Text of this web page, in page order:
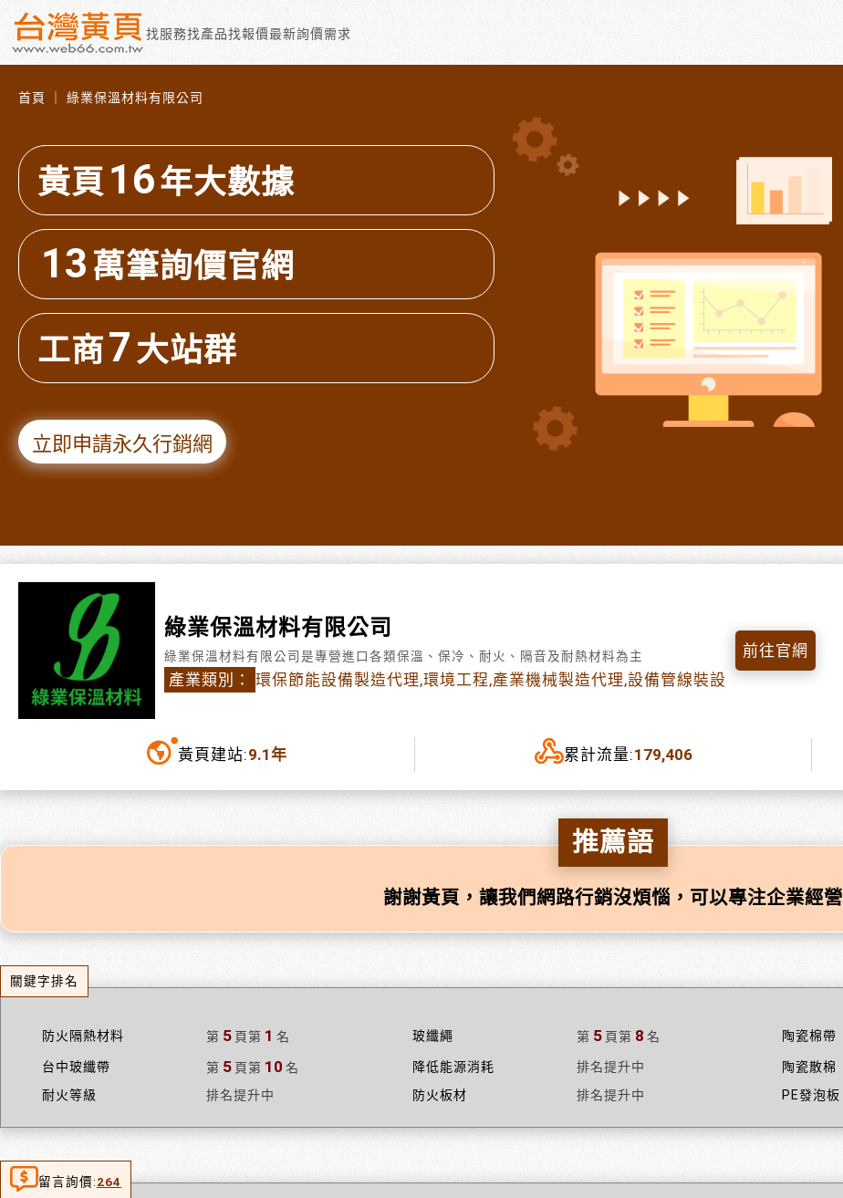
找服務找產品找報價最新詢價需求
首頁 ｜ 綠業保溫材料有限公司
黃頁 16年大數據
13 萬筆詢價官網
工商7大站群
立即申請永久行銷網
綠業保溫材料有限公司
綠業保溫材料有限公司是專營進口各類保溫、保冷、耐火、隔音及耐熱材料為主
產業類別： 環保節能設備製造代理,環境工程,產業機械製造代理,設備管線裝設
前往官網
黃頁建站:9.1年 累計流量:179,406
推薦語
謝謝黃頁，讓我們網路行銷沒煩惱，可以專注企業經營
關鍵字排名
防火隔熱材料 第 5 頁第 1 名 玻纖繩 第 5 頁第 8 名 陶瓷棉帶
台中玻纖帶 第 5 頁第 10 名 降低能源消耗 排名提升中 陶瓷散棉
耐火等級
排名提升中 防火板材 排名提升中 PE發泡板
留言詢價:264